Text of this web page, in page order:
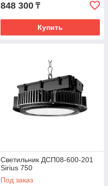
848 300 ₸
Купить
Светильник ДСП08-600-201
Sirius 750
Под заказ